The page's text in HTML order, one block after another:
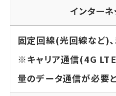
インター
固定回線(光回線など)
※キャリア通信(4G
量のデータ通信が必要と